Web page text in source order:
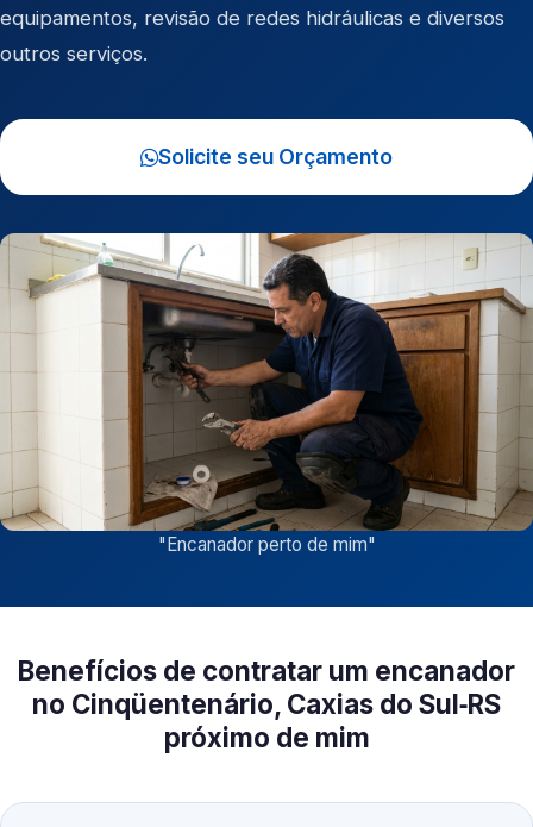
equipamentos, revisão de redes hidráulicas e diversos
outros serviços.
Solicite seu Orçamento
"Encanador perto de mim"
Benefícios de contratar um encanador
no Cinqüentenário, Caxias do Sul‑RS
próximo de mim